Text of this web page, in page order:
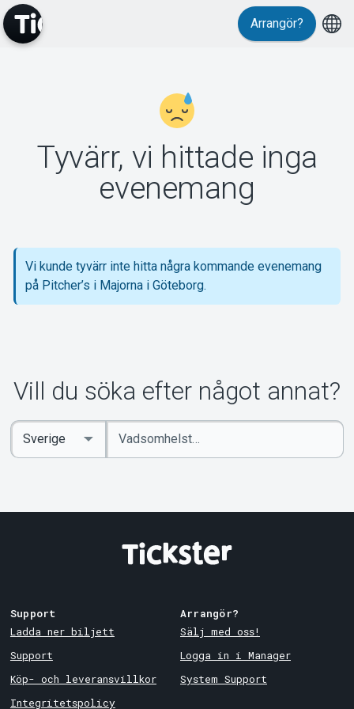
Support
Om Tickster
Arrangör?
Tyvärr, vi hittade inga
evenemang
Vi kunde tyvärr inte hitta några kommande evenemang
på Pitcher’s i Majorna i Göteborg.
Vill du söka efter något annat?
Ange
sökord
Select
Country
Support
Ladda ner biljett
Support
Köp- och leveransvillkor
Integritetspolicy
Arrangör?
Sälj med oss!
Logga in i Manager
System Support